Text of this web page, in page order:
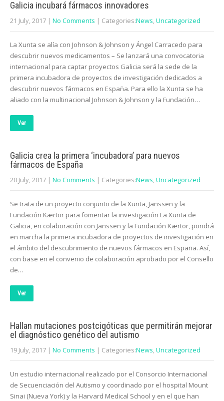
Galicia incubará fármacos innovadores
21 July, 2017 | No Comments | Categories:News,Uncategorized
La Xunta se alía con Johnson & Johnson y Ángel Carracedo para
descubrir nuevos medicamentos – Se lanzará una convocatoria
internacional para captar proyectos Galicia será la sede de la
primera incubadora de proyectos de investigación dedicados a
descubrir nuevos fármacos en España. Para ello la Xunta se ha
aliado con la multinacional Johnson & Johnson y la Fundación…
Ver
Galicia crea la primera ‘incubadora’ para nuevos
fármacos de España
20 July, 2017 | No Comments | Categories:News,Uncategorized
Se trata de un proyecto conjunto de la Xunta, Janssen y la
Fundación Kærtor para fomentar la investigación La Xunta de
Galicia, en colaboración con Janssen y la Fundación Kærtor, pondrá
en marcha la primera incubadora de proyectos de investigación en
el ámbito del descubrimiento de nuevos fármacos en España. Así,
con base en el convenio de colaboración aprobado por el Consello
de…
Ver
Hallan mutaciones postcigóticas que permitirán mejorar
el diagnóstico genético del autismo
19 July, 2017 | No Comments | Categories:News,Uncategorized
Un estudio internacional realizado por el Consorcio Internacional
de Secuenciación del Autismo y coordinado por el hospital Mount
Sinai (Nueva York) y la Harvard Medical School y en el que han